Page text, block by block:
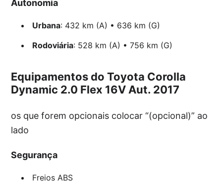
Autonomia
Urbana: 432 km (A) • 636 km (G)
Rodoviária: 528 km (A) • 756 km (G)
Equipamentos do Toyota Corolla
Dynamic 2.0 Flex 16V Aut. 2017
os que forem opcionais colocar “(opcional)” ao
lado
Segurança
Freios ABS